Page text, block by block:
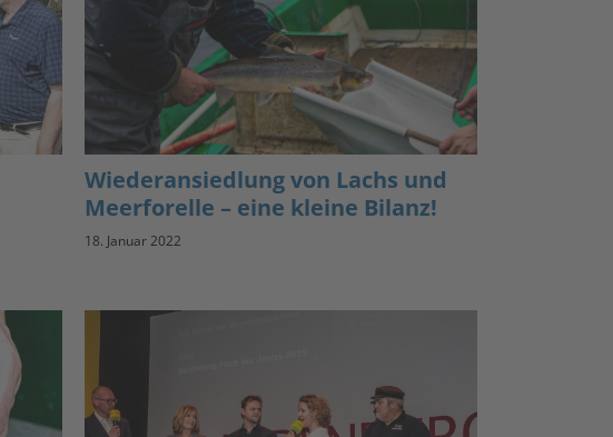
Wiederansiedlung von Lachs und
Meerforelle – eine kleine Bilanz!
18. Januar 2022